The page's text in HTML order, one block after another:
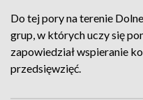
Do tej pory na terenie
grup, w których uczy się
zapowiedział wspieranie
przedsięwzięć.